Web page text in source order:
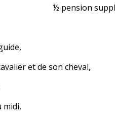
½ pension
et de son cheval,
midi,